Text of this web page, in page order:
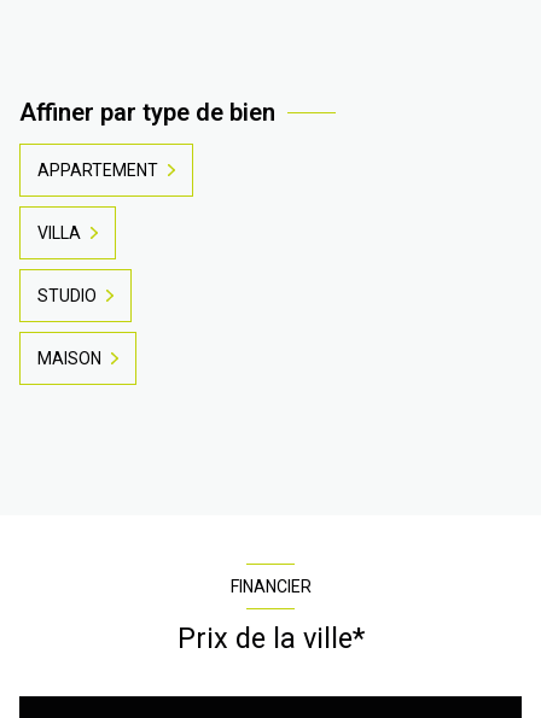
Affiner par type de bien
APPARTEMENT
VILLA
STUDIO
MAISON
FINANCIER
Prix de la ville*